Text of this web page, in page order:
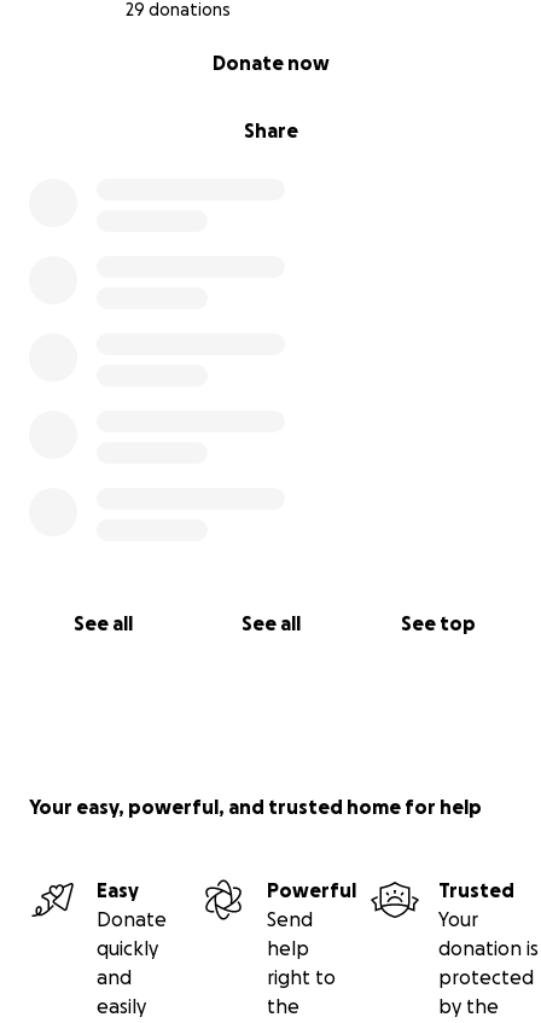
29 donations
Share
Donate now
See all See all See top
Your easy, powerful, and trusted home for help
Easy
Donate
quickly
and
easily
Powerful
Send
help
right to
the
Trusted
Your
donation is
protected
by the